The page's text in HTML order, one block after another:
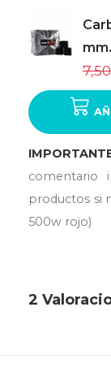
mm.
comentario
productos si
500w rojo)
2